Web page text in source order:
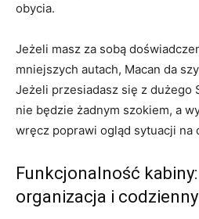
obycia.
Jeżeli masz za sobą
mniejszych autach, Macan da
Jeżeli przesiadasz się z dużego
nie będzie żadnym szokiem, a
wręcz poprawi ogląd sytuacji na
Funkcjonalność
organizacja i codzienny